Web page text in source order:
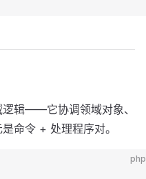
辑——它协调领域对象、
命令 + 处理程序对。
php